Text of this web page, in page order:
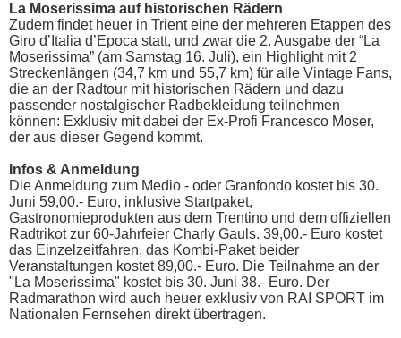
La Moserissima auf historischen Rädern
Zudem findet heuer in Trient eine der mehreren Etappen des
Giro d’Italia d’Epoca statt, und zwar die 2. Ausgabe der “La
Moserissima” (am Samstag 16. Juli), ein Highlight mit 2
Streckenlängen (34,7 km und 55,7 km) für alle Vintage Fans,
die an der Radtour mit historischen Rädern und dazu
passender nostalgischer Radbekleidung teilnehmen
können: Exklusiv mit dabei der Ex-Profi Francesco Moser,
der aus dieser Gegend kommt.
Infos & Anmeldung
Die Anmeldung zum Medio - oder Granfondo kostet bis 30.
Juni 59,00.- Euro, inklusive Startpaket,
Gastronomieprodukten aus dem Trentino und dem offiziellen
Radtrikot zur 60-Jahrfeier Charly Gauls. 39,00.- Euro kostet
das Einzelzeitfahren, das Kombi-Paket beider
Veranstaltungen kostet 89,00.- Euro. Die Teilnahme an der
"La Moserissima" kostet bis 30. Juni 38.- Euro. Der
Radmarathon wird auch heuer exklusiv von RAI SPORT im
Nationalen Fernsehen direkt übertragen.